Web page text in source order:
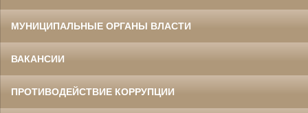
МУНИЦИПАЛЬНЫЕ ОРГАНЫ ВЛАСТИ
ВАКАНСИИ
ПРОТИВОДЕЙСТВИЕ КОРРУПЦИИ